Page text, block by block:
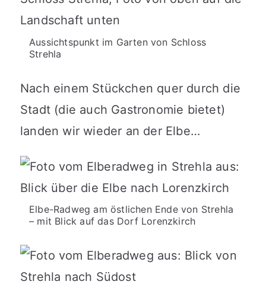
Aussichtspunkt im Garten von Schloss
Strehla
Nach einem Stückchen quer durch die
Stadt (die auch Gastronomie bietet)
landen wir wieder an der Elbe…
Elbe-Radweg am östlichen Ende von Strehla
– mit Blick auf das Dorf Lorenzkirch